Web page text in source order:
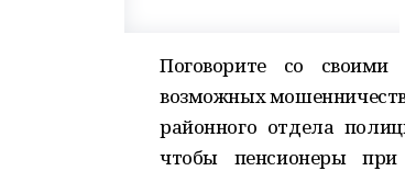
Поговорите со
возможных
районного отдела
чтобы пенсионеры при